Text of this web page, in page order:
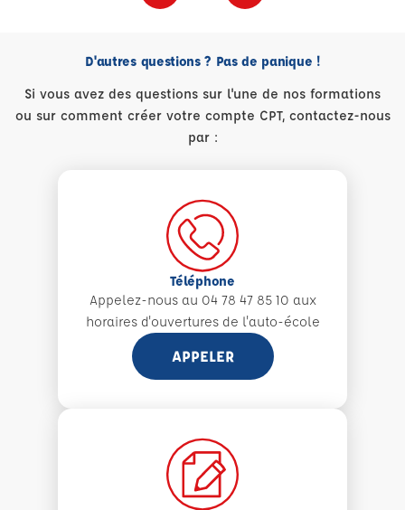
D'autres questions ? Pas de panique !
Si vous avez des questions sur l'une de nos formations
ou sur comment créer votre compte CPT, contactez-nous
par :
Téléphone
Appelez-nous au 04 78 47 85 10 aux
horaires d'ouvertures de l'auto-école
APPELER